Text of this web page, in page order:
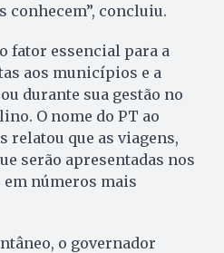
conhecem”, concluiu.
fator essencial para a
aos municípios e a
durante sua gestão no
O nome do PT ao
relatou que as viagens,
serão apresentadas nos
números mais
o governador